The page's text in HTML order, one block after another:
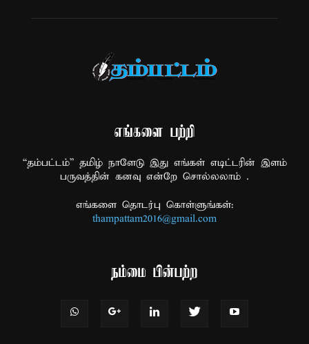
எங்களை பற்றி
“தம்பட்டம்” தமிழ் நாளேடு இது எங்கள் எடிட்டரின் இளம்
பருவத்தின் கனவு என்றே சொல்லலாம் .
எங்களை தொடர்பு கொள்ளுங்கள்:
thampattam2016@gmail.com
நம்மை பின்பற்ற